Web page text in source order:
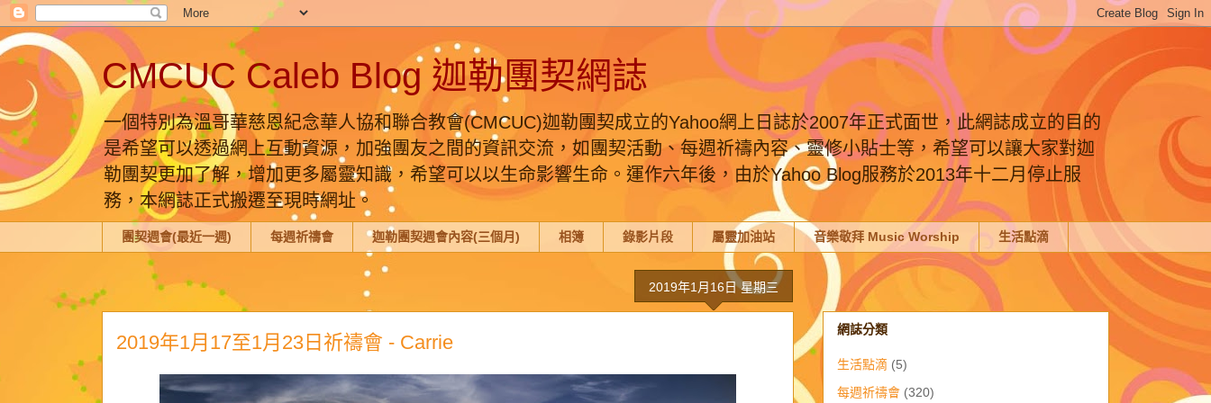
CMCUC Caleb Blog 迦勒團契網誌
一個特別為溫哥華慈恩紀念華人協和聯合教會(CMCUC)迦勒團契成立的Yahoo網上日誌於2007年正式面世，此網誌成立的目的
是希望可以透過網上互動資源，加強團友之間的資訊交流，如團契活動、每週祈禱內容、靈修小貼士等，希望可以讓大家對迦
勒團契更加了解，增加更多屬靈知識，希望可以以生命影響生命。運作六年後，由於Yahoo Blog服務於2013年十二月停止服
務，本網誌正式搬遷至現時網址。
團契週會(最近一週) 每週祈禱會 迦勒團契週會內容(三個月) 相簿 錄影片段 屬靈加油站 音樂敬拜 Music Worship 生活點滴
2019年1月16日 星期三
2019年1月17至1月23日祈禱會 - Carrie
網誌分類
生活點滴 (5)
每週祈禱會 (320)